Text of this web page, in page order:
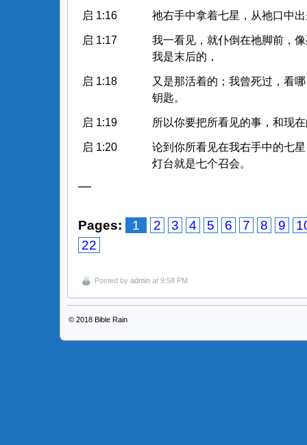
启 1:16 祂右手中拿着七星，从祂口中
启 1:17
我一看见，就仆倒在祂脚前，
我是末后的，
启 1:18
又是那活着的；我曾死过，看
钥匙。
启 1:19 所以你要把所看见的事，和现
启 1:20
论到你所看见在我右手中的七
灯台就是七个召会。
—
Pages: 1 2 3 4 5 6 7 8 9
22
Posted by admin at 9:58 PM
© 2018 Bible Rain